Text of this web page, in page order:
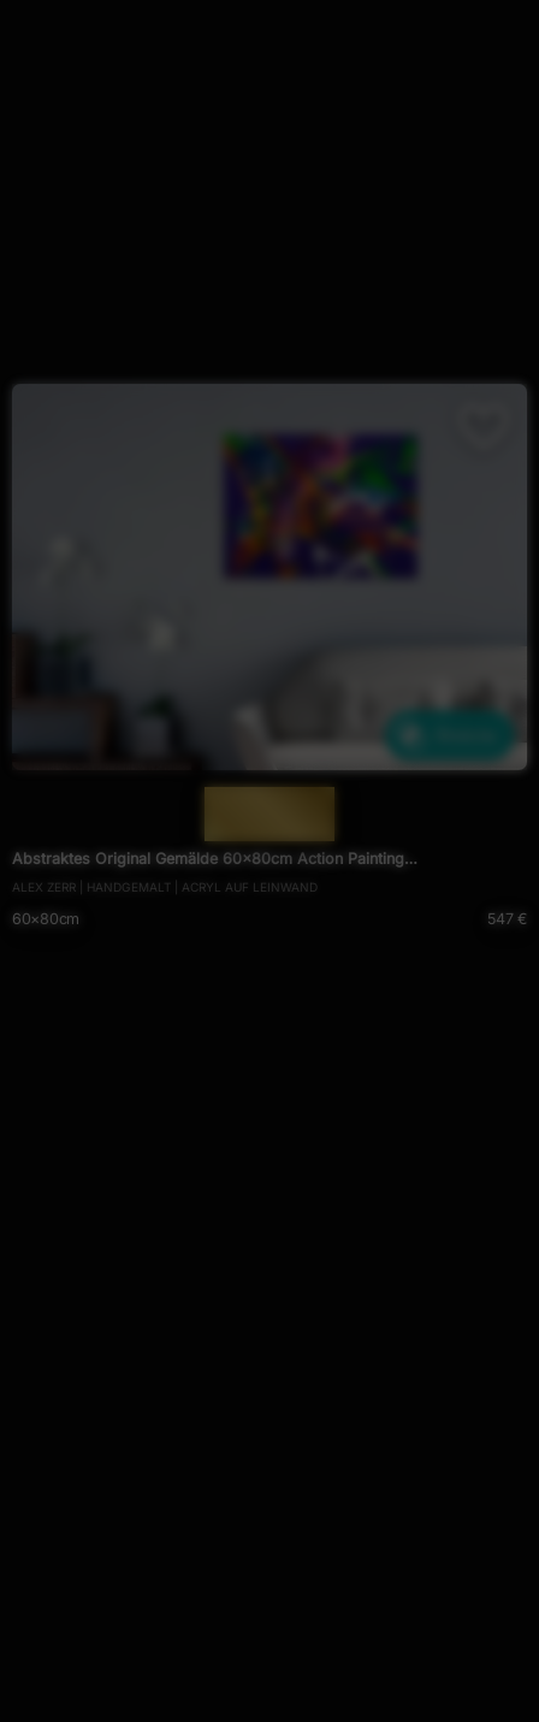
Abstraktes Original Gemälde 60x80cm Action Painting
expressionistisch handgefertigt Mischtechnik NEON Farben violett bunt
orange
ALEX ZERR | HANDGEMALT | ACRYL AUF LEINWAND
60×80cm 547 €